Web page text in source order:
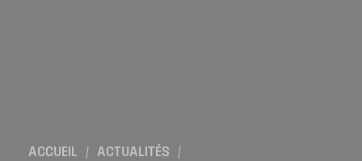
ACCUEIL / ACTUALITÉS
/